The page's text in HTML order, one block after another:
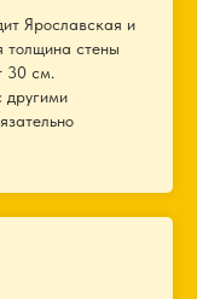
Ярославская и
толщина стены
30 см.
другими